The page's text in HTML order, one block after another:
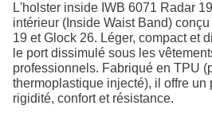
L'holster inside IWB 6071 Radar
intérieur (Inside Waist Band)
19 et Glock 26. Léger, compact et
le port dissimulé sous les
professionnels. Fabriqué en TPU
thermoplastique injecté), il offre un
rigidité, confort et résistance.